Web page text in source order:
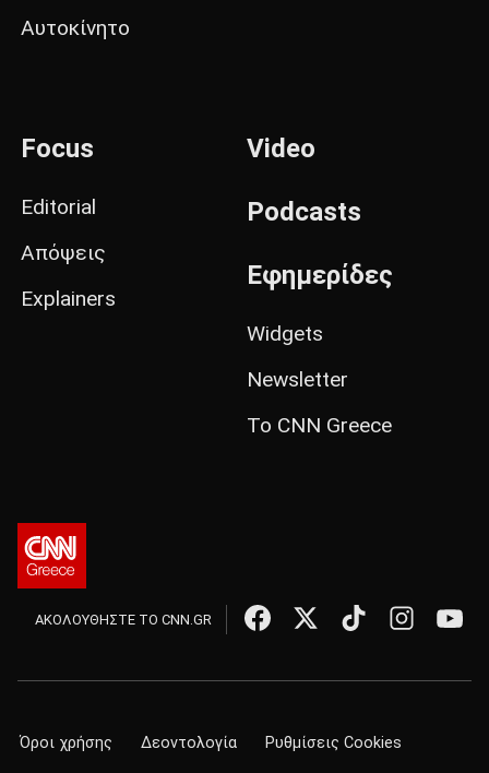
Αυτοκίνητο
Focus
Editorial
Απόψεις
Explainers
Video
Podcasts
Εφημερίδες
Widgets
Newsletter
Το CNN Greece
ΑΚΟΛΟΥΘΗΣΤΕ ΤΟ CNN.GR
Όροι χρήσης Δεοντολογία Ρυθμίσεις Cookies